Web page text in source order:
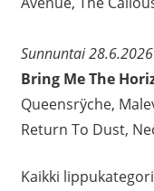
Sunnuntai 28.6.2026
Bring Me The
Queensrÿche,
Return To Dust,
Kaikki